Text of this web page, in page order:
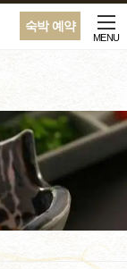
숙박 예약
MENU